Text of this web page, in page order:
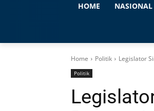
HOME NASIONAL
Home Politik Legislator
Politik